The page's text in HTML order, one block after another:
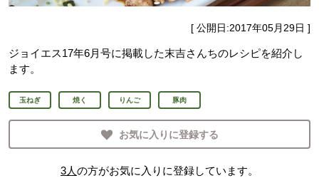
[ 公開日:2017年05月29日 ]
ジョイエス17年6月号に掲載した末吉さんちのレシピを紹介し
ます。
玉ねぎ 焼く りんご 豚肉
お気に入りに登録する
3人の方がお気に入りに登録しています。